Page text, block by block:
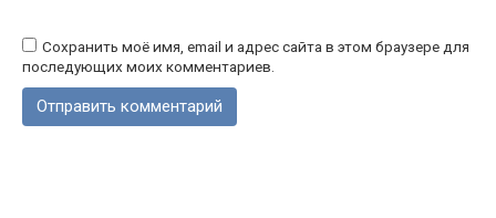
Сохранить моё имя, email и адрес сайта в этом браузере для
последующих моих комментариев.